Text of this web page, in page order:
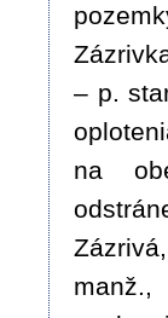
– p.
na